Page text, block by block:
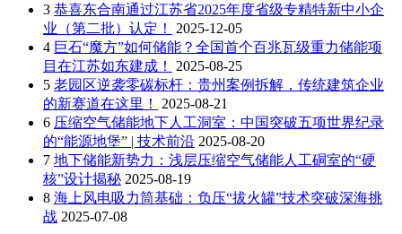
3 恭喜东合南通过江苏省2025年度省级专精特新中小企
业（第二批）认定！
2025-12-05
4 巨石“魔方”如何储能？全国首个百兆瓦级重力储能项
目在江苏如东建成！
2025-08-25
5 老园区逆袭零碳标杆：贵州案例拆解，传统建筑企业
的新赛道在这里！
2025-08-21
6 压缩空气储能地下人工洞室：中国突破五项世界纪录
的“能源地堡” | 技术前沿 2025-08-20
7 地下储能新势力：浅层压缩空气储能人工硐室的“硬
核”设计揭秘 2025-08-19
8 海上风电吸力筒基础：负压“拔火罐”技术突破深海挑
战 2025-07-08